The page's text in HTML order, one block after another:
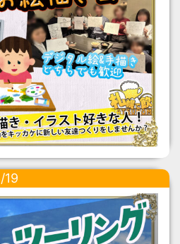
19